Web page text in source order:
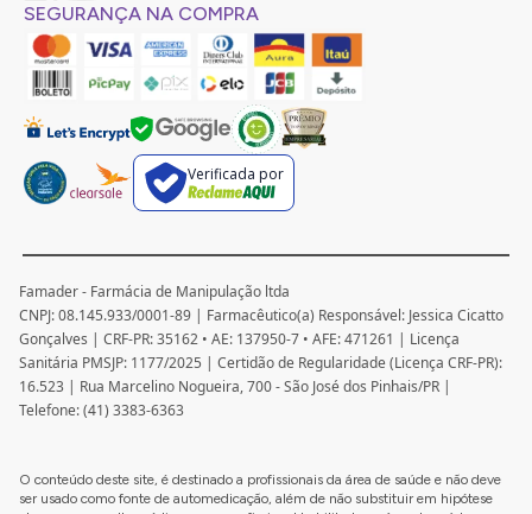
SEGURANÇA NA COMPRA
Verificada por
Famader - Farmácia de Manipulação ltda
CNPJ: 08.145.933/0001-89 | Farmacêutico(a) Responsável: Jessica Cicatto
Gonçalves | CRF-PR: 35162 • AE: 137950-7 • AFE: 471261 | Licença
Sanitária PMSJP: 1177/2025 | Certidão de Regularidade (Licença CRF-PR):
16.523 | Rua Marcelino Nogueira, 700 - São José dos Pinhais/PR |
Telefone: (41) 3383-6363
O conteúdo deste site, é destinado a profissionais da área de saúde e não deve
ser usado como fonte de automedicação, além de não substituir em hipótese